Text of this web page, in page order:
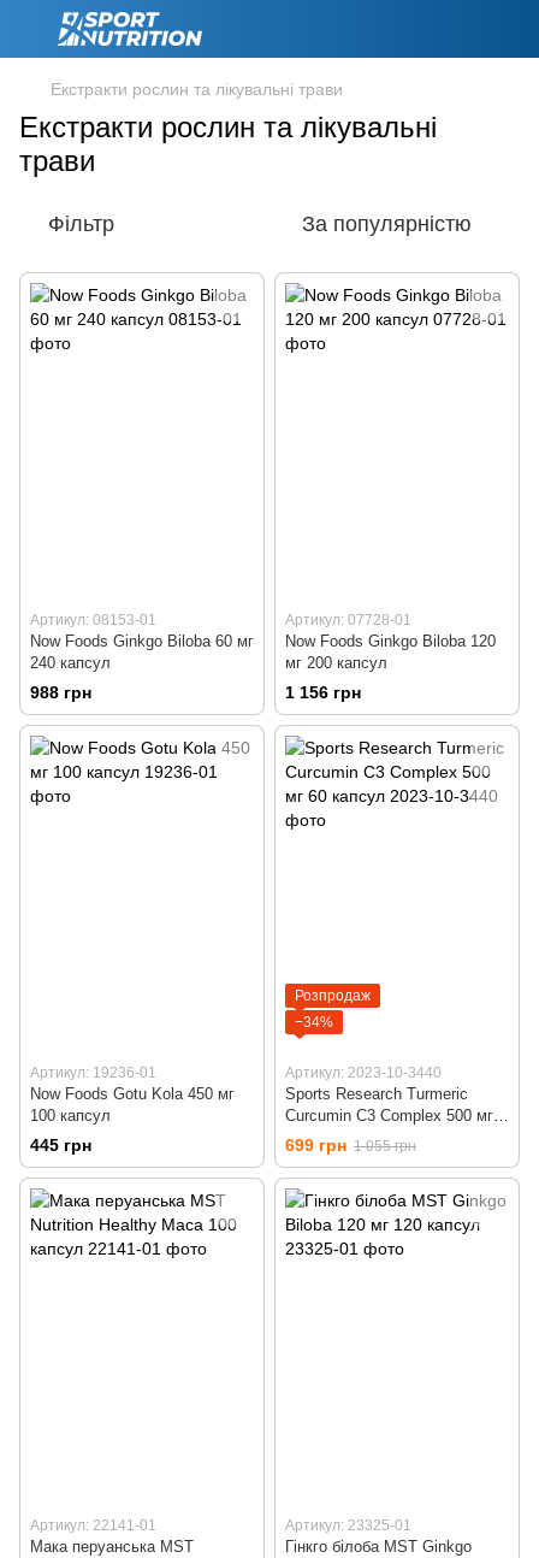
Екстракти рослин та лікувальні трави
Екстракти рослин та лікувальні
трави
Фільтр За популярністю
Артикул: 08153-01
Now Foods Ginkgo Biloba 60 мг
240 капсул
988 грн
Артикул: 07728-01
Now Foods Ginkgo Biloba 120
мг 200 капсул
1 156 грн
Артикул: 19236-01
Now Foods Gotu Kola 450 мг
100 капсул
445 грн
Розпродаж
−34%
Артикул: 2023-10-3440
Sports Research Turmeric
Curcumin C3 Complex 500 мг
60 капсул
699 грн 1 055 грн
Артикул: 22141-01
Мака перуанська MST
Артикул: 23325-01
Гінкго білоба MST Ginkgo